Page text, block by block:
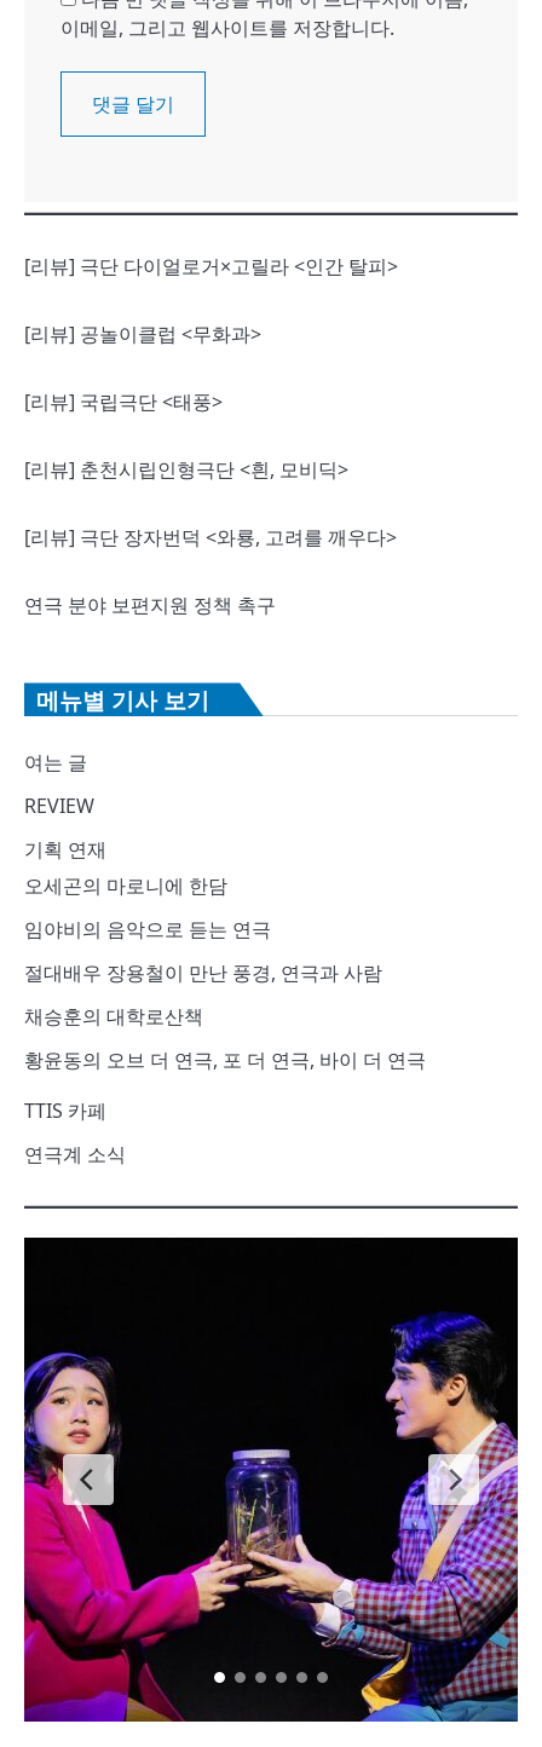
이메일, 그리고 웹사이트를 저장합니다.
[리뷰] 극단 다이얼로거×고릴라 <인간 탈피>
[리뷰] 공놀이클럽 <무화과>
[리뷰] 국립극단 <태풍>
[리뷰] 춘천시립인형극단 <흰, 모비딕>
[리뷰] 극단 장자번덕 <와룡, 고려를 깨우다>
연극 분야 보편지원 정책 촉구
메뉴별 기사 보기
여는 글
REVIEW
기획 연재
오세곤의 마로니에 한담
임야비의 음악으로 듣는 연극
절대배우 장용철이 만난 풍경, 연극과 사람
채승훈의 대학로산책
황윤동의 오브 더 연극, 포 더 연극, 바이 더 연극
TTIS 카페
연극계 소식